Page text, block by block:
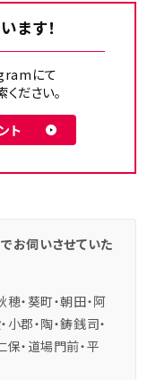
ます！
にて
ださい。
ト
お伺いさせていた
穂・葵町・朝田・阿
郡・陶・鋳銭司・
保・道場門前・平